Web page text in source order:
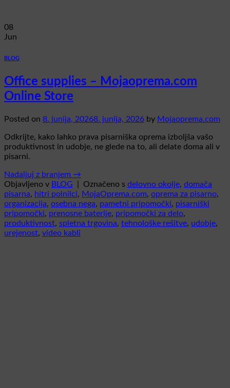
08
Jun
BLOG
Office supplies – Mojaoprema.com
Online Store
Posted on 8. junija, 20268. junija, 2026 by Mojaoprema.com
Odkrijte, kako lahko prava pisarniška oprema izboljša vašo
produktivnost in udobje, ne glede na to, ali delate doma ali v
pisarni.
Nadaljuj z branjem →
Objavljeno v BLOG Označeno s delovno okolje, domača
pisarna, hitri polnilci, MojaOprema.com, oprema za pisarno,
organizacija, osebna nega, pametni pripomočki, pisarniški
pripomočki, prenosne baterije, pripomočki za delo,
produktivnost, spletna trgovina, tehnološke rešitve, udobje,
urejenost, video kabli